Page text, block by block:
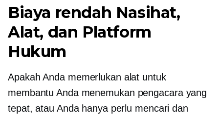
Biaya rendah Nasihat,
Alat, dan Platform
Hukum
Apakah Anda memerlukan alat untuk
membantu Anda menemukan pengacara yang
tepat, atau Anda hanya perlu mencari dan